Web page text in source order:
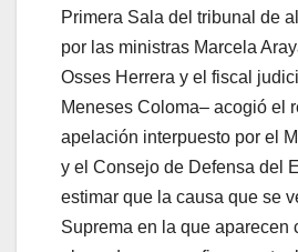
Primera Sala del tribunal de
por las ministras Marcela
Osses Herrera y el fiscal
Meneses Coloma– acogió el
apelación interpuesto por el
y el Consejo de Defensa del
estimar que la causa que se
Suprema en la que aparecen